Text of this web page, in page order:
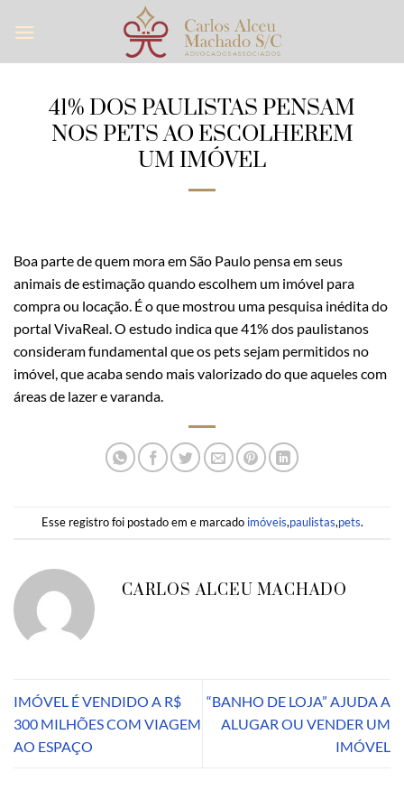
41% DOS PAULISTAS PENSAM
NOS PETS AO ESCOLHEREM
UM IMÓVEL
Boa parte de quem mora em São Paulo pensa em seus
animais de estimação quando escolhem um imóvel para
compra ou locação. É o que mostrou uma pesquisa inédita do
portal VivaReal. O estudo indica que 41% dos paulistanos
consideram fundamental que os pets sejam permitidos no
imóvel, que acaba sendo mais valorizado do que aqueles com
áreas de lazer e varanda.
Esse registro foi postado em e marcado imóveis,paulistas,pets.
CARLOS ALCEU MACHADO
IMÓVEL É VENDIDO A R$
300 MILHÕES COM VIAGEM
AO ESPAÇO
“BANHO DE LOJA” AJUDA A
ALUGAR OU VENDER UM
IMÓVEL